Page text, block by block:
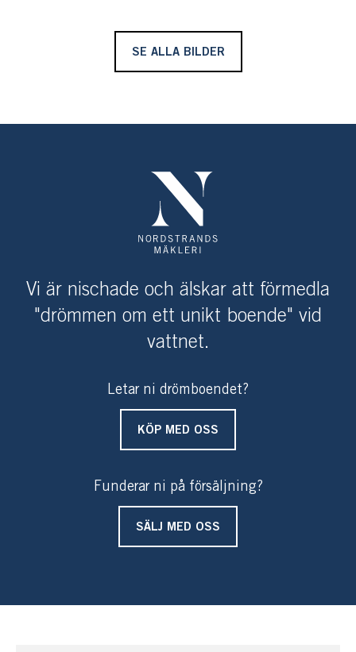
SE ALLA BILDER
Vi är nischade och älskar att förmedla
"drömmen om ett unikt boende" vid
vattnet.
Letar ni drömboendet?
KÖP MED OSS
Funderar ni på försäljning?
SÄLJ MED OSS